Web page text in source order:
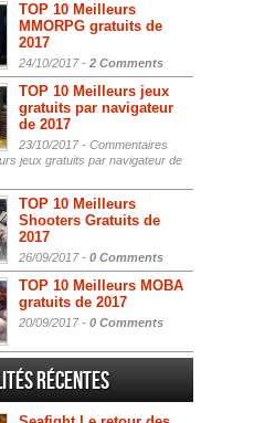
TOP 10 Meilleurs
MMORPG gratuits de
2017
24/10/2017 - 2 Comments
TOP 10 Meilleurs jeux
gratuits par navigateur
de 2017
23/10/2017 - Commentaires
jeux gratuits par navigateur de
TOP 10 Meilleurs
Shooters Gratuits de
2017
26/09/2017 - 0 Comments
TOP 10 Meilleurs MOBA
gratuits de 2017
20/09/2017 - 0 Comments
Récentes